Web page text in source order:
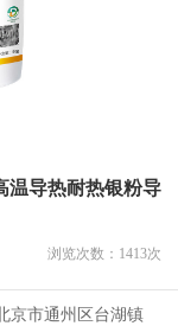
温导热耐热银粉导
浏览次数： 1413次
京市通州区台湖镇